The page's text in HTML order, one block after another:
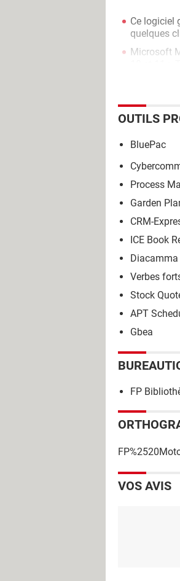
Ce logiciel
quelques
Microsoft
OUTILS
BluePac
Process
Garden
CRM-
ICE Book
Diacamma
Verbes
Stock
APT
Gbea
FP
VOS AVIS